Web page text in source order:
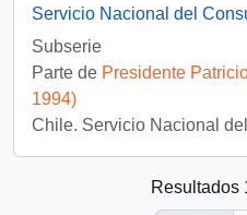
Servicio Nacional del
Subserie
Parte de Presidente
1994)
Chile. Servicio Nacional
Resultados